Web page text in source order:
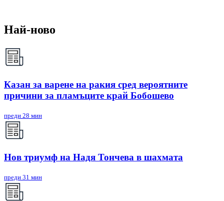
Най-ново
Казан за варене на ракия сред вероятните
причини за пламъците край Бобошево
преди 28 мин
Нов триумф на Надя Тончева в шахмата
преди 31 мин